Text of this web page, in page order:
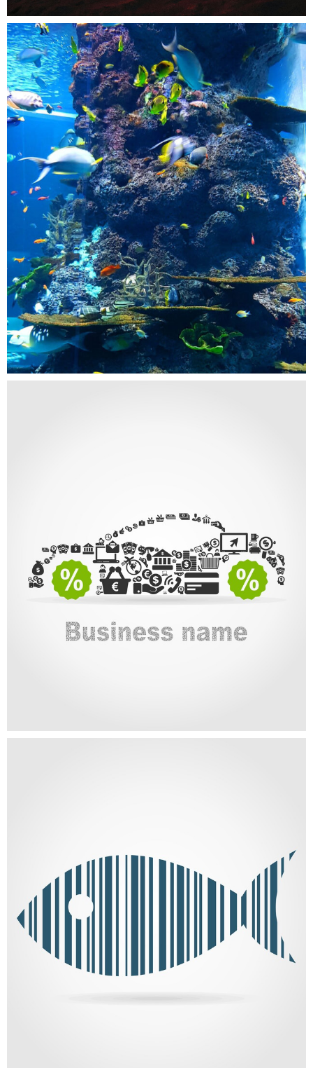
PORTFOLIO CATEGORY PORTFOLIO CATEGORY 2
Gestión de eventos multilingües en el sector
energético
PORTFOLIO CATEGORY PORTFOLIO CATEGORY 2
Sostenemos la educación ambiental
PORTFOLIO CATEGORY
Portfolio Item With Slideshow